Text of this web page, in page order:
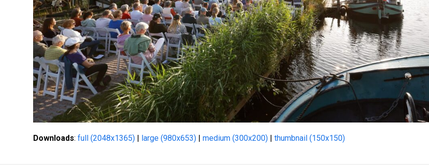
Downloads:full (2048x1365) large (980x653) |medium (300x200) |thumbnail (150x150)